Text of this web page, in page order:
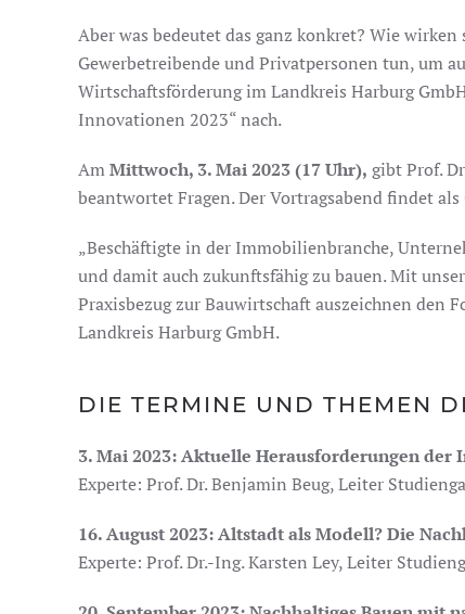
Aber was bedeutet das ganz konkret? Wie
Gewerbetreibende und Privatpersonen tun, um
Wirtschaftsförderung im Landkreis Harburg
Innovationen 2023“ nach.
AmMittwoch, 3. Mai 2023 (17 Uhr), gibt Prof.
beantwortet Fragen. Der Vortragsabend findet
„Beschäftigte in der Immobilienbranche,
und damit auch zukunftsfähig zu bauen. Mit
Praxisbezug zur Bauwirtschaft auszeichnen den
Landkreis Harburg GmbH.
DIE TERMINE UND THEMEN
3. Mai 2023: Aktuelle Herausforderungen
Experte: Prof. Dr. Benjamin Beug, Leiter
16. August 2023: Altstadt als Modell? Die
Experte: Prof. Dr.-Ing. Karsten Ley, Leiter